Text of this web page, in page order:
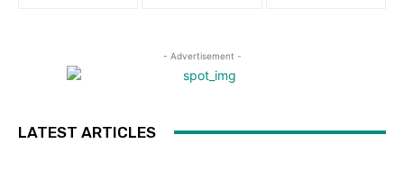
- Advertisement -
LATEST ARTICLES